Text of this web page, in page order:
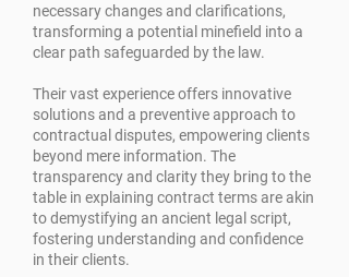
necessary changes and clarifications,
transforming a potential minefield into a
clear path safeguarded by the law.
Their vast experience offers innovative
solutions and a preventive approach to
contractual disputes, empowering clients
beyond mere information. The
transparency and clarity they bring to the
table in explaining contract terms are akin
to demystifying an ancient legal script,
fostering understanding and confidence
in their clients.